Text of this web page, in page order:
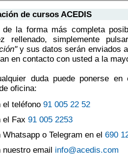
de cursos ACEDIS
de la forma más completa
rellenado, simplemente
y sus datos serán enviados
en contacto con usted a la
duda puede ponerse
oficina:
el teléfono 91 005 22 52
el Fax 91 005 2253
Whatsapp o Telegram en el 690
nuestro email info@acedis.com